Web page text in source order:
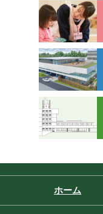
ホーム